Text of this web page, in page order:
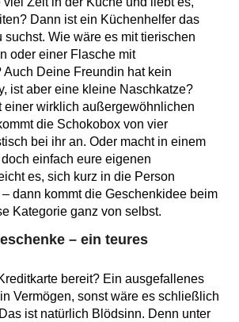
Dann ist ein Küchenhelfer das
suchst. Wie wäre es mit tierischen
oder einer Flasche mit
Auch Deine Freundin hat kein
ist aber eine kleine Naschkatze?
einer wirklich außergewöhnlichen
die Schokobox von vier
bei ihr an. Oder macht in einem
einfach eure eigenen
es, sich kurz in die Person
dann kommt die Geschenkidee beim
Kategorie ganz von selbst.
– ein teures
bereit? Ein ausgefallenes
Vermögen, sonst wäre es schließlich
ist natürlich Blödsinn. Denn unter